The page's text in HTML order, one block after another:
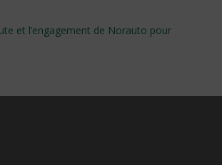
et l’engagement de Norauto pour